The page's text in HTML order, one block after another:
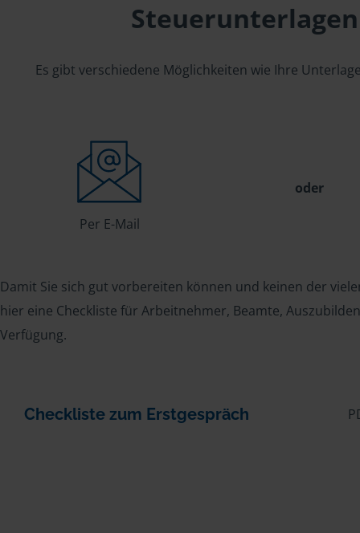
Es gibt verschiedene Möglichkeiten wie Ihre
Per E-Mail
oder
Damit Sie sich gut vorbereiten können und keinen der
hier eine Checkliste für Arbeitnehmer, Beamte,
Verfügung.
Checkliste zum Erstgespräch